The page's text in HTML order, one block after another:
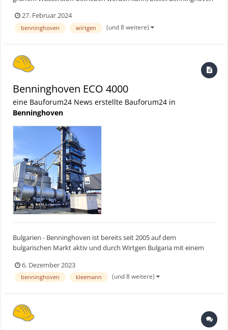
Straßenbau. Der erste Kunde konnte damit bereits mehrere
tausend Tonnen Asphalt nahezu emissionsfrei herstellen. Ba...
27. Februar 2024
benninghoven wirtgen (und 8 weitere)
Benninghoven ECO 4000
eine Bauforum24 News erstellte Bauforum24 in
Benninghoven
Bulgarien - Benninghoven ist bereits seit 2005 auf dem
bulgarischen Markt aktiv und durch Wirtgen Bulgaria mit einem
Asphaltmischanlagen landesweit im Einsatz, dazu kommen
Polymer- und Emulsion-Anlagen. Bauforum24 Artikel (22...
6. Dezember 2023
benninghoven kleemann (und 8 weitere)